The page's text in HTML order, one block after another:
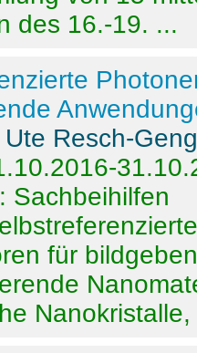
des 16.-19. ...
Ute Resch-
Sachbeihilfen
für